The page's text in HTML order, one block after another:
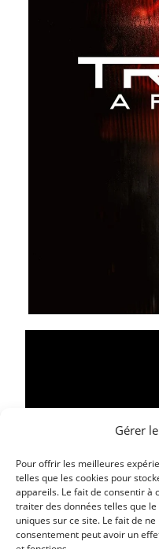
Gérer
Pour offrir les meilleures
telles que les cookies pour
appareils. Le fait de consentir à
traiter des données telles que
uniques sur ce site. Le fait de
consentement peut avoir un
Article précédent
LE CAMÉO : SEMAINE